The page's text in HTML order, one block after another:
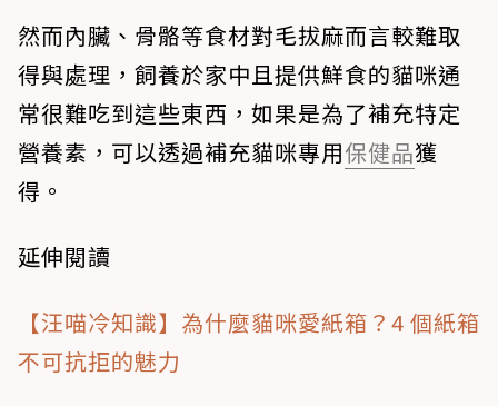
然而內臟、骨骼等食材對毛拔麻而言較難取
得與處理，飼養於家中且提供鮮食的貓咪通
常很難吃到這些東西，如果是為了補充特定
營養素，可以透過補充貓咪專用保健品獲
得。
延伸閱讀
【汪喵冷知識】為什麼貓咪愛紙箱？4 個紙箱
不可抗拒的魅力